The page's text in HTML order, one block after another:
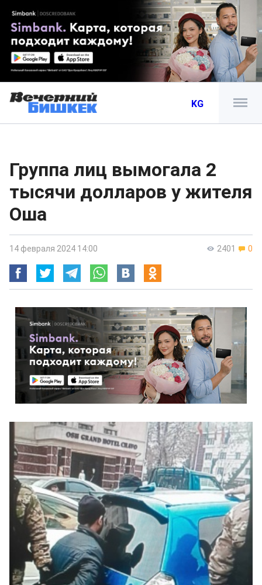
KG
Группа лиц вымогала 2
тысячи долларов у жителя
Оша
2401 0
14 февраля 2024 14:00